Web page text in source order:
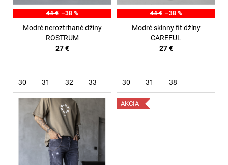
k
44 € –38 %
Modré neroztrhané džíny
ROSTRUM
27 €
30 31 32 33
44 € –38 %
Modré skinny fit džíny
CAREFUL
27 €
30 31 38
AKCIA